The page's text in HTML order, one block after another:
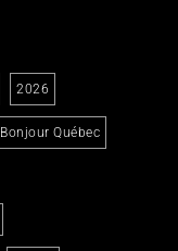
2026
Bonjour Québec